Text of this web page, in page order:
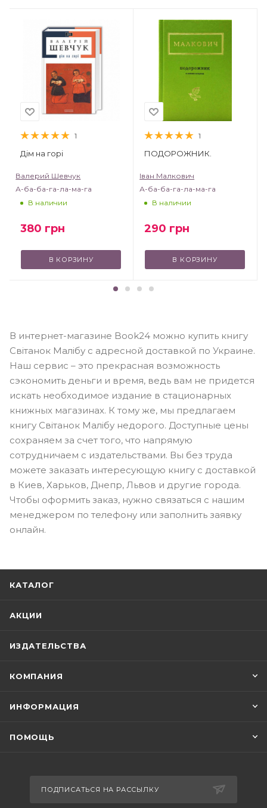
1
Дім на горі
Валерий Шевчук
А-ба-ба-га-ла-ма-га
В наличии
380 грн
В КОРЗИНУ
1
ПОДОРОЖНИК.
Іван Малкович
А-ба-ба-га-ла-ма-га
В наличии
290 грн
В КОРЗИНУ
В интернет-магазине Book24 можно купить книгу
Світанок Малібу с адресной доставкой по Украине.
Наш сервис – это прекрасная возможность
сэкономить деньги и время, ведь вам не придется
искать необходимое издание в стационарных
книжных магазинах. К тому же, мы предлагаем
книгу Світанок Малібу недорого. Доступные цены
сохраняем за счет того, что напрямую
сотрудничаем с издательствами. Вы без труда
можете заказать интересующую книгу с доставкой
в Киев, Харьков, Днепр, Львов и другие города.
Чтобы оформить заказ, нужно связаться с нашим
менеджером по телефону или заполнить заявку
онлайн.
КАТАЛОГ
АКЦИИ
ИЗДАТЕЛЬСТВА
КОМПАНИЯ
ИНФОРМАЦИЯ
ПОМОЩЬ
ПОДПИСАТЬСЯ НА РАССЫЛКУ